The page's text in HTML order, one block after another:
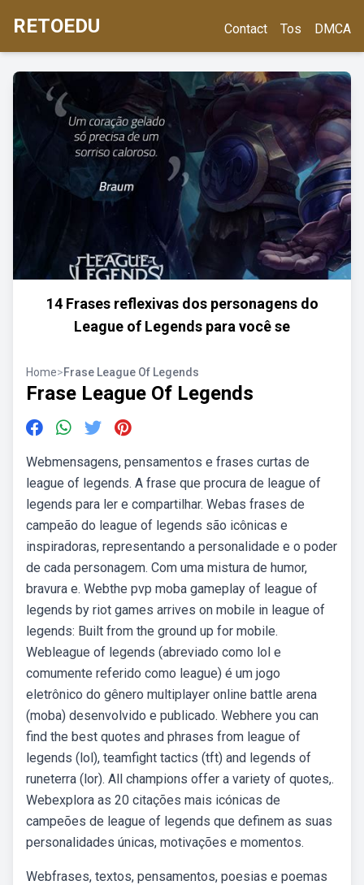
RETOEDU Contact Tos DMCA
14 Frases reflexivas dos personagens do
League of Legends para você se
Home>Frase League Of Legends
Frase League Of Legends
Webmensagens, pensamentos e frases curtas de
league of legends. A frase que procura de league of
legends para ler e compartilhar. Webas frases de
campeão do league of legends são icônicas e
inspiradoras, representando a personalidade e o poder
de cada personagem. Com uma mistura de humor,
bravura e. Webthe pvp moba gameplay of league of
legends by riot games arrives on mobile in league of
legends: Built from the ground up for mobile.
Webleague of legends (abreviado como lol e
comumente referido como league) é um jogo
eletrônico do gênero multiplayer online battle arena
(moba) desenvolvido e publicado. Webhere you can
find the best quotes and phrases from league of
legends (lol), teamfight tactics (tft) and legends of
runeterra (lor). All champions offer a variety of quotes,.
Webexplora as 20 citações mais icónicas de
campeões de league of legends que definem as suas
personalidades únicas, motivações e momentos.
Webfrases, textos, pensamentos, poesias e poemas